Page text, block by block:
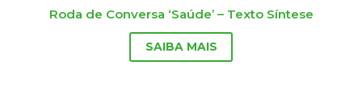
Roda de Conversa ‘Saúde’ – Texto Síntese
SAIBA MAIS